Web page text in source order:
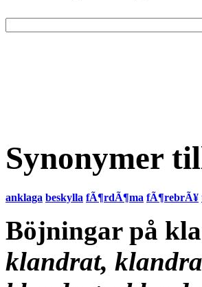
Synonymer
anklaga beskylla fÃ¶rdÃ¶ma fÃ¶rebrÃ¥
Böjningar på
klandrat,